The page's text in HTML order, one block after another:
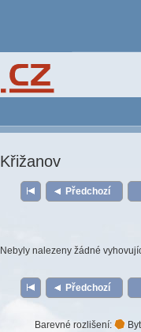
Křižanov
Předchozí
Nebyly nalezeny žádné
Předchozí
Barevné rozlišení: